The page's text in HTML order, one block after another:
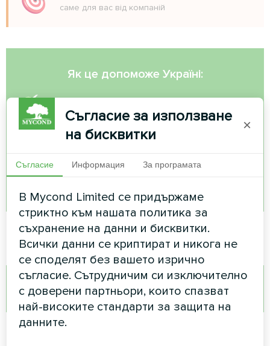
саме для вас від компаній
Як це допоможе Україні:
Енергетична незалежність
Зменшення залежності від газу
Час проходження: 5-7 хвилин
ПОЧАТИ ОПИТУВАННЯ
Съгласие за използване
на бисквитки
×
Съгласие Информация За програмата
В Mycond Limited се придържаме
стриктно към нашата политика за
съхранение на данни и бисквитки.
Всички данни се криптират и никога не
се споделят без вашето изрично
съгласие. Сътрудничим си изключително
с доверени партньори, които спазват
най-високите стандарти за защита на
данните.